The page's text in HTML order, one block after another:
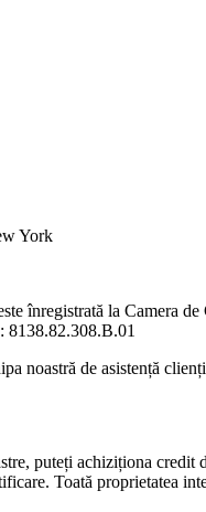
York
înregistrată la Camera
8138.82.308.B.01
noastră de asistență
puteți achiziționa
Toată proprietatea